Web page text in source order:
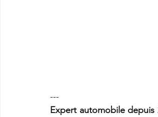
---
Expert automobile depuis